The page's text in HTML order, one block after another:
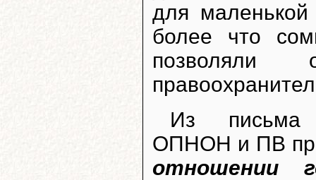
для маленькой
более что
позволяли
Из письма
ОПНОН и ПВ
отношении